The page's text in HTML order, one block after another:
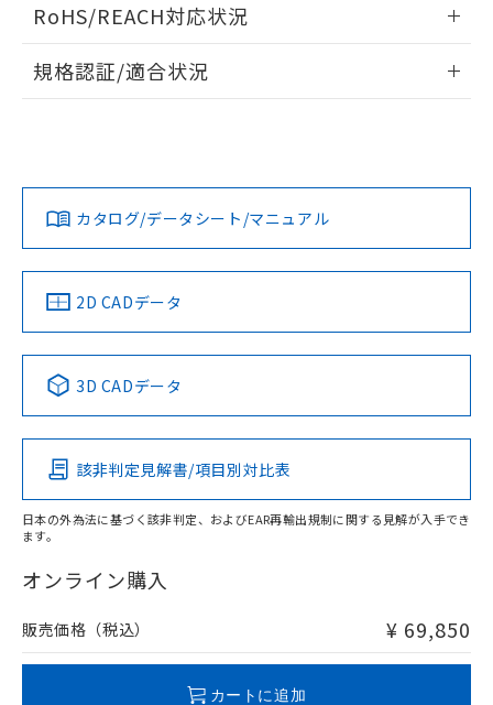
ドすることができます。
ログイン/会員登録
ダウンロードデータをご利用いただく前に、以下を必ずお読
みください。
ソフトウェアの使用条件
RoHS/REACH対応状況
EU RoHS 注意事項・凡例
対応済み
中国 RoHS 注意事項・凡例
Pb Hg Cd Cr(VI)
O
在庫等で未対応品が混在する可能性があります。
問い合わせください。
規格認証/適合状況
LR型式承認
（イギリス
船舶規格）
DNV型式承認
（ノルウェー
BV型式承認
（フランス
KR型式
（韓国
Yes No No No
この製品の規格認証/適合状況ページへ
その他の認証はこちらのページからご検索ください
カタログ/データシート/マニュアル
2D CADデータ
3D CADデータ
該非判定見解書/項目別対比表
日本の外為法に基づく該非判定、およびEAR再輸出規制に関する見解が入手でき
ます。
オンライン購入
販売価格（税込） ¥ 69,850
カートに追加